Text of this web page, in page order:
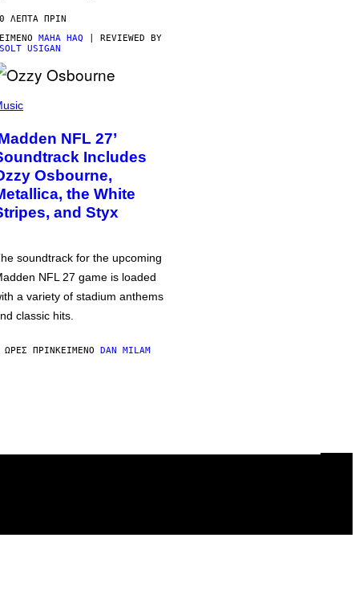
ΛΕΠΤΆ ΠΡΙΝ
MAHA HAQ | REVIEWED BY
USIGAN
NFL 27’
Includes
Osbourne,
the White
and Styx
soundtrack for the upcoming
NFL 27 game is loaded
a variety of stadium anthems
classic hits.
ΏΡΕΣ ΠΡΙΝΚΕΊΜΕΝΟ DAN MILAM